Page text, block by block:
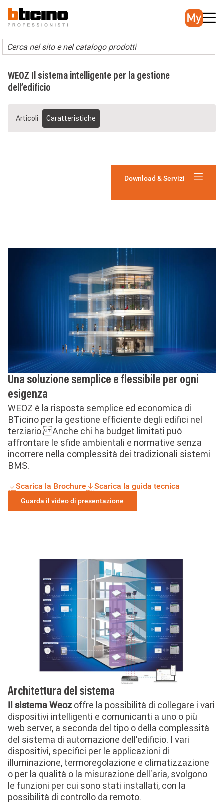
contenuto
principale
Main
navigation
WEOZ Il sistema intelligente per la gestione
dell’edificio
Articoli Caratteristiche
Download & Servizi
Una soluzione semplice e flessibile per ogni
esigenza
WEOZ è la risposta semplice ed economica di
BTicino per la gestione efficiente degli edifici nel
terziario. Anche chi ha budget limitati può
affrontare le sfide ambientali e normative senza
incorrere nella complessità dei tradizionali sistemi
BMS.
Scarica la Brochure Scarica la guida tecnica
Guarda il video di presentazione
Architettura del sistema
Il sistema Weozoffre la possibilità di collegare i vari
dispositivi intelligenti e comunicanti a uno o più
web server, a seconda del tipo o della complessità
del sistema di automazione dell'edificio. I vari
dispositivi, specifici per le applicazioni di
illuminazione, termoregolazione e climatizzazione
o per la qualità o la misurazione dell'aria, svolgono
le funzioni per cui sono stati installati, con la
possibilità di controllo da remoto.